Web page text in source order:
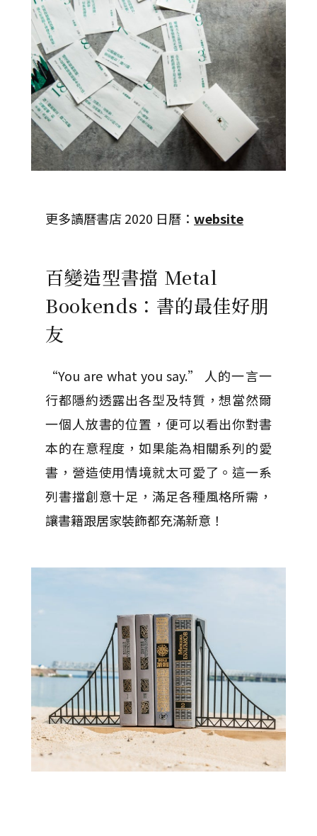
更多讀曆書店 2020 日曆： website
百變造型書擋 Metal
Bookends：書的最佳好朋
友
“You are what you say.” 人的一言一
行都隱約透露出各型及特質，想當然爾
一個人放書的位置，便可以看出你對書
本的在意程度，如果能為相關系列的愛
書，營造使用情境就太可愛了。這一系
列書擋創意十足，滿足各種風格所需，
讓書籍跟居家裝飾都充滿新意！